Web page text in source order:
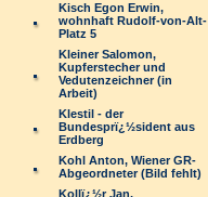
Kisch Egon Erwin,
wohnhaft Rudolf-von-Alt-
Platz 5
Kleiner Salomon,
Kupferstecher und
Vedutenzeichner (in
Arbeit)
Klestil - der
Bundesprï¿½sident aus
Erdberg
Kohl Anton, Wiener GR-
Abgeordneter (Bild fehlt)
Kollï¿½r Jan,